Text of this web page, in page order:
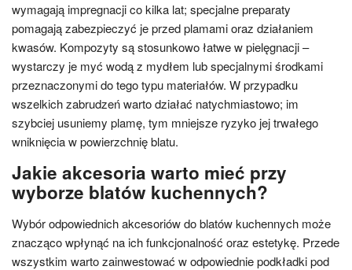
wymagają impregnacji co kilka lat; specjalne preparaty
pomagają zabezpieczyć je przed plamami oraz działaniem
kwasów. Kompozyty są stosunkowo łatwe w pielęgnacji –
wystarczy je myć wodą z mydłem lub specjalnymi środkami
przeznaczonymi do tego typu materiałów. W przypadku
wszelkich zabrudzeń warto działać natychmiastowo; im
szybciej usuniemy plamę, tym mniejsze ryzyko jej trwałego
wniknięcia w powierzchnię blatu.
Jakie akcesoria warto mieć przy
wyborze blatów kuchennych?
Wybór odpowiednich akcesoriów do blatów kuchennych może
znacząco wpłynąć na ich funkcjonalność oraz estetykę. Przede
wszystkim warto zainwestować w odpowiednie podkładki pod